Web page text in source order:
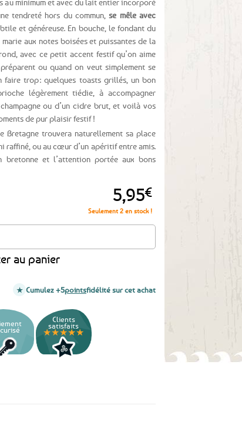
au minimum et avec du lait entier incorporé
tendreté hors du commun,se mêle avec
et généreuse. En bouche, le fondant du
aux notes boisées et puissantes de la
avec ce petit accent festif qu’on aime
ou quand on veut simplement se
faire trop : quelques toasts grillés, un bon
légèrement tiédie, à accompagner
ou d’un cidre brut, et voilà vos
de pur plaisir festif !
Bretagne trouvera naturellement sa place
raffiné, ou au cœur d’un apéritif entre amis.
et l’attention portée aux bons
5,95€
Seulement 2 en stock !
truffe - 90g
au panier
Cumulez +5pointsfidélité sur cet achat
Clients
satisfaits
★★★★★